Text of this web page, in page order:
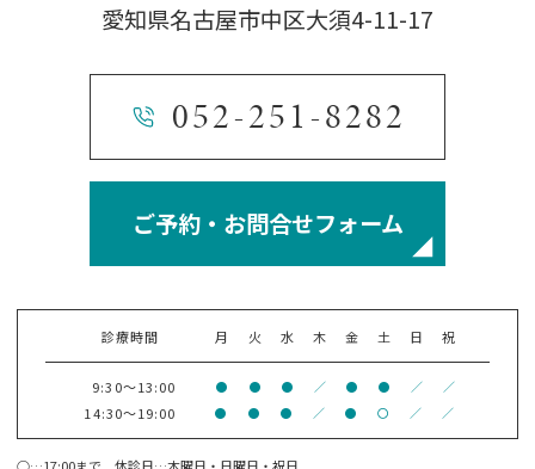
愛知県名古屋市中区大須4-11-17
052-251-8282
ご予約・お問合せフォーム
診療時間 月 火 水 木 金 土 日 祝
9:30～13:00 ● ● ● ／ ● ● ／ ／
14:30～19:00 ● ● ● ／ ● 〇 ／ ／